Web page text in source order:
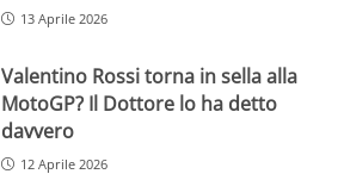
13 Aprile 2026
Valentino Rossi torna in sella alla
MotoGP? Il Dottore lo ha detto
davvero
12 Aprile 2026